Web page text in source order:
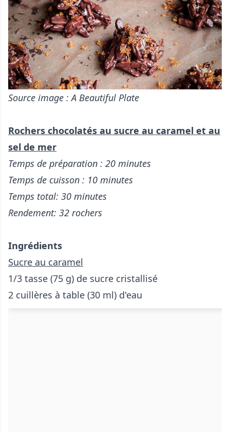
Source image : A Beautiful Plate
Rochers chocolatés au sucre au caramel et au
sel de mer
Temps de préparation : 20 minutes
Temps de cuisson : 10 minutes
Temps total: 30 minutes
Rendement: 32 rochers
Ingrédients
Sucre au caramel
1/3 tasse (75 g) de sucre cristallisé
2 cuillères à table (30 ml) d'eau